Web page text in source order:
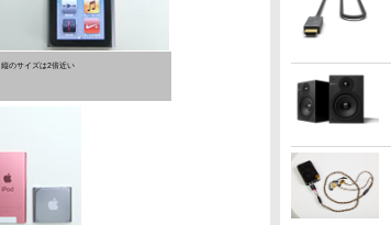
縦のサイズは2倍近い